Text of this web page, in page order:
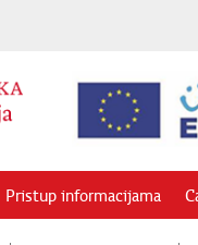
Pristup informacijama